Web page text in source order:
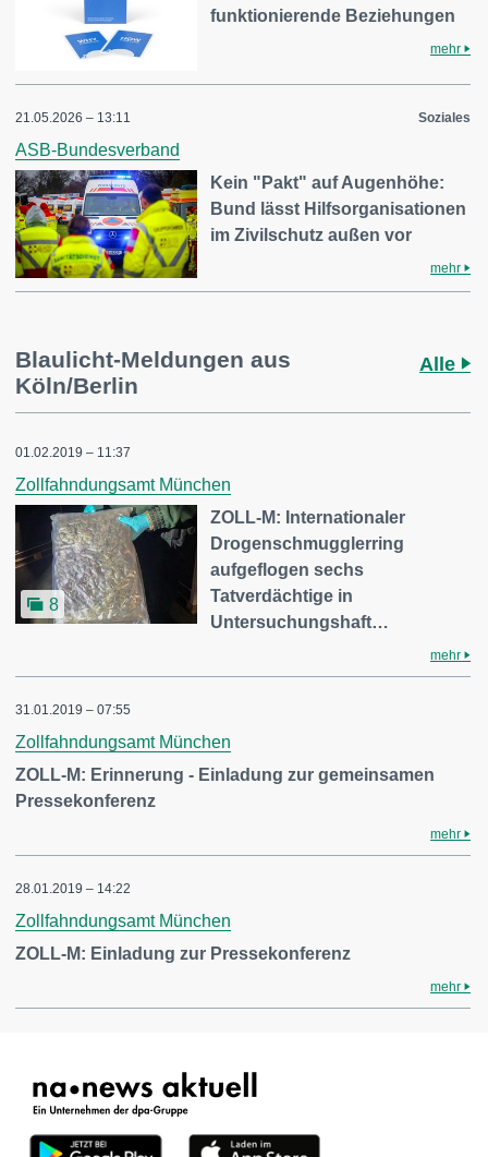
funktionierende Beziehungen
mehr
21.05.2026 – 13:11 Soziales
ASB-Bundesverband
Kein "Pakt" auf Augenhöhe:
Bund lässt Hilfsorganisationen
im Zivilschutz außen vor
mehr
Blaulicht-Meldungen aus
Köln/Berlin
Alle
01.02.2019 – 11:37
Zollfahndungsamt München
8
ZOLL-M: Internationaler
Drogenschmugglerring
aufgeflogen sechs
Tatverdächtige in
Untersuchungshaft…
mehr
31.01.2019 – 07:55
Zollfahndungsamt München
ZOLL-M: Erinnerung - Einladung zur gemeinsamen
Pressekonferenz
mehr
28.01.2019 – 14:22
Zollfahndungsamt München
ZOLL-M: Einladung zur Pressekonferenz
mehr